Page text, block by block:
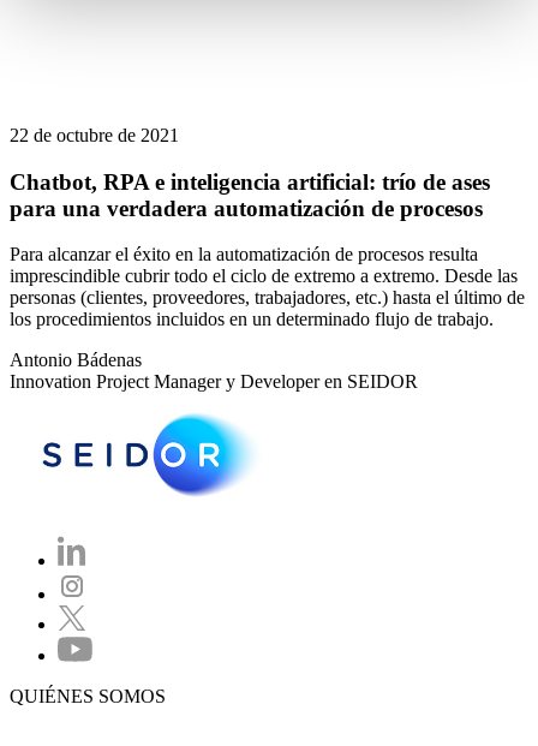
22 de octubre de 2021
Chatbot, RPA e inteligencia artificial: trío de ases
para una verdadera automatización de procesos
Para alcanzar el éxito en la automatización de procesos resulta
imprescindible cubrir todo el ciclo de extremo a extremo. Desde las
personas (clientes, proveedores, trabajadores, etc.) hasta el último de
los procedimientos incluidos en un determinado flujo de trabajo.
Antonio Bádenas
Innovation Project Manager y Developer en SEIDOR
QUIÉNES SOMOS